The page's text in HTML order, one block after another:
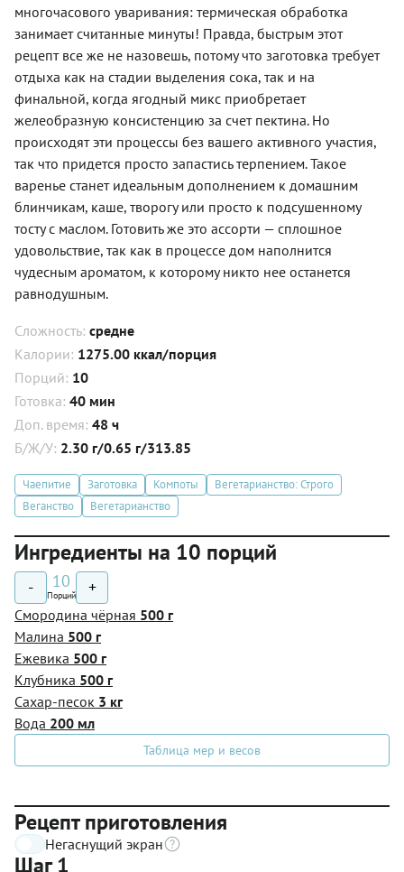
многочасового уваривания: термическая обработка
занимает считанные минуты! Правда, быстрым этот
рецепт все же не назовешь, потому что заготовка требует
отдыха как на стадии выделения сока, так и на
финальной, когда ягодный микс приобретает
желеобразную консистенцию за счет пектина. Но
происходят эти процессы без вашего активного участия,
так что придется просто запастись терпением. Такое
варенье станет идеальным дополнением к домашним
блинчикам, каше, творогу или просто к подсушенному
тосту с маслом. Готовить же это ассорти — сплошное
удовольствие, так как в процессе дом наполнится
чудесным ароматом, к которому никто нее останется
равнодушным.
Сложность: средне
Калории: 1275.00 ккал/порция
Порций: 10
Готовка: 40 мин
Доп. время: 48 ч
Б/Ж/У: 2.30 г/0.65 г/313.85
Чаепитие Заготовка Компоты
Вегетарианство: Строго
Веганство
Вегетарианство
Ингредиенты на 10 порций
- 10
Порций +
Смородина чёрная 500 г
Малина 500 г
Ежевика 500 г
Клубника 500 г
Сахар-песок 3 кг
Вода 200 мл
Таблица мер и весов
Рецепт приготовления
Негаснущий экран
Шаг 1